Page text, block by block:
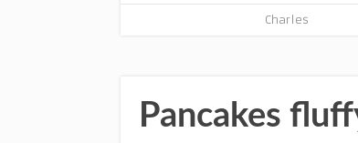
Charles
Pancakes